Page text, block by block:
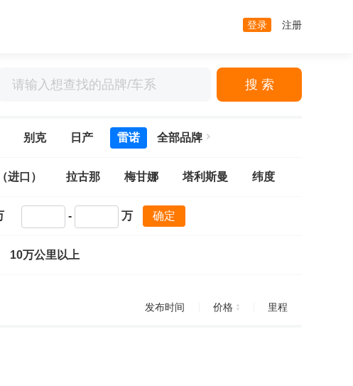
登录 注册
搜 索
别克 日产 雷诺 全部品牌
进口） 拉古那 梅甘娜 塔利斯曼 纬度
- 万 确定
10万公里以上
发布时间 价格 里程